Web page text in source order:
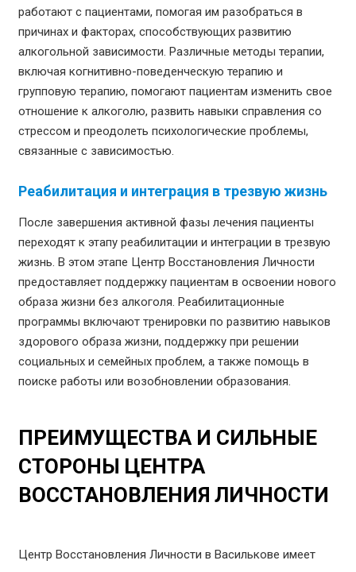
работают с пациентами, помогая им разобраться в
причинах и факторах, способствующих развитию
алкогольной зависимости. Различные методы терапии,
включая когнитивно-поведенческую терапию и
групповую терапию, помогают пациентам изменить свое
отношение к алкоголю, развить навыки справления со
стрессом и преодолеть психологические проблемы,
связанные с зависимостью.
Реабилитация и интеграция в трезвую жизнь
После завершения активной фазы лечения пациенты
переходят к этапу реабилитации и интеграции в трезвую
жизнь. В этом этапе Центр Восстановления Личности
предоставляет поддержку пациентам в освоении нового
образа жизни без алкоголя. Реабилитационные
программы включают тренировки по развитию навыков
здорового образа жизни, поддержку при решении
социальных и семейных проблем, а также помощь в
поиске работы или возобновлении образования.
ПРЕИМУЩЕСТВА И СИЛЬНЫЕ
СТОРОНЫ ЦЕНТРА
ВОССТАНОВЛЕНИЯ ЛИЧНОСТИ
Центр Восстановления Личности в Василькове имеет